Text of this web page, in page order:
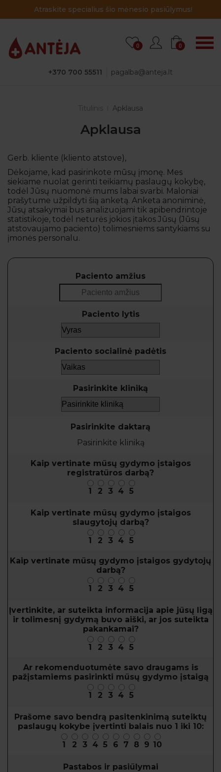
Atraskite specialius šio mėnesio pasiūlymus!
+370 700 55511 pagalba@anteja.lt
0 0
Titulinis Apklausa
Apklausa
Gerb. kliente (kliento atstove),
Dėkojame, kad pasirinkote mūsų įmonę. Mes
siekiame nuolat gerinti teikiamų paslaugų kokybę,
todėl Jūsų nuomonė mums labai svarbi. Maloniai
prašytume užpildyti šią anketą. Anketa anoniminė,
Jūsų atsakymai bus analizuojami tik apibendrintoje
statistikoje, todėl neturės jokios įtakos Jūsų (Jūsų
atstovaujamo paciento) tolimesniems santykiams su
įmonės personalu.
Paciento amžius
Paciento lytis
Paciento socialinė padėtis
Pasirinkite kliniką
Pasirinkite daktarą
Pasirinkite kliniką
Kaip vertinate mūsų gydymo įstaigos
registratūros darbą?
1
2 3 4 5
Kaip vertinate mūsų gydymo įstaigos
slaugytojų darbą?
1
2 3 4 5
Kaip vertinate mūsų gydymo įstaigos gydytojų
darbą?
1
2 3 4 5
Įvertinkite, ar suteikta informacija apie jūsų ligą
ir tolimesnį gydymą buvo aiški, ar jos suteikta
pakankamai?
1
2 3 4 5
Ar rekomenduotumėte savo draugams is
pažįstamiems pasirinkti mūsų gydymo įstaigą
1
2 3 4 5
Prašome savo bendrą pasitenkinimą suteiktų
paslaugų kokybe įvertinti balais nuo 1 iki 10:
1
2 3 4 5 6 7 8 9 10
Pastabos ir pasiūlymai